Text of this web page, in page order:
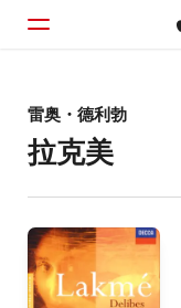
主页
浏览
搜索
雷奥・德利勃
拉克美